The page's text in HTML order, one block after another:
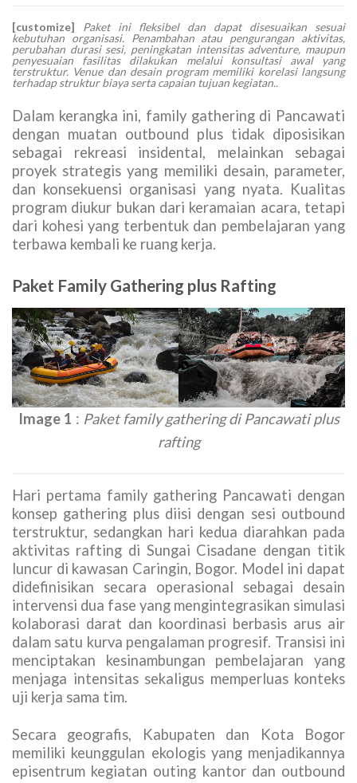
[customize] Paket ini fleksibel dan dapat disesuaikan sesuai
kebutuhan organisasi. Penambahan atau pengurangan aktivitas,
perubahan durasi sesi, peningkatan intensitas adventure, maupun
penyesuaian fasilitas dilakukan melalui konsultasi awal yang
terstruktur. Venue dan desain program memiliki korelasi langsung
terhadap struktur biaya serta capaian tujuan kegiatan..
Dalam kerangka ini, family gathering di Pancawati
dengan muatan outbound plus tidak diposisikan
sebagai rekreasi insidental, melainkan sebagai
proyek strategis yang memiliki desain, parameter,
dan konsekuensi organisasi yang nyata. Kualitas
program diukur bukan dari keramaian acara, tetapi
dari kohesi yang terbentuk dan pembelajaran yang
terbawa kembali ke ruang kerja.
Paket Family Gathering plus Rafting
Image 1 : Paket family gathering di Pancawati plus
rafting
Hari pertama family gathering Pancawati dengan
konsep gathering plus diisi dengan sesi outbound
terstruktur, sedangkan hari kedua diarahkan pada
aktivitas rafting di Sungai Cisadane dengan titik
luncur di kawasan Caringin, Bogor. Model ini dapat
didefinisikan secara operasional sebagai desain
intervensi dua fase yang mengintegrasikan simulasi
kolaborasi darat dan koordinasi berbasis arus air
dalam satu kurva pengalaman progresif. Transisi ini
menciptakan kesinambungan pembelajaran yang
menjaga intensitas sekaligus memperluas konteks
uji kerja sama tim.
Secara geografis, Kabupaten dan Kota Bogor
memiliki keunggulan ekologis yang menjadikannya
episentrum kegiatan outing kantor dan outbound